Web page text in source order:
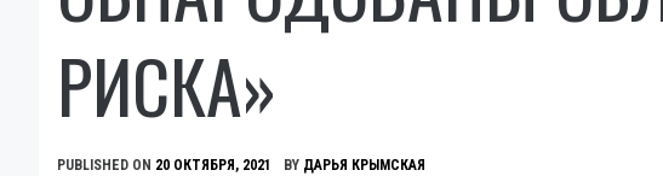
РИСКА»
PUBLISHED ON 20 ОКТЯБРЯ, 2021 BY ДАРЬЯ КРЫМСКАЯ